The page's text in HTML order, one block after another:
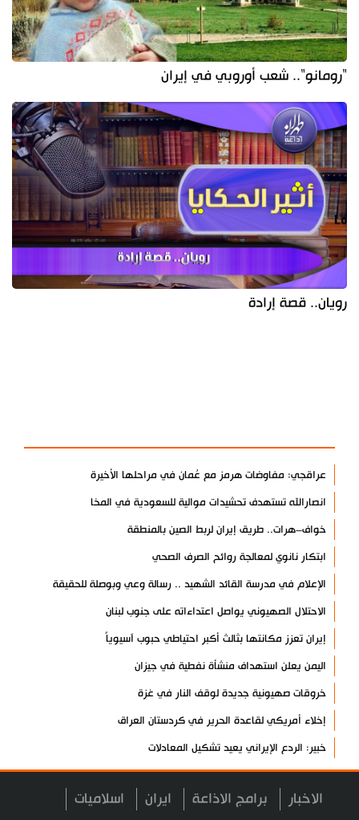
"رومانو".. شعب أوروبي في إيران
رويان.. قصة إرادة
عراقجي: مفاوضات هرمز مع عُمان في مراحلها الأخيرة
انصارالله تستهدف تحشيدات موالية للسعودية في المخا
خواف–هرات.. طريق إيران لربط الصين بالمنطقة
ابتكار نانوي لمعالجة روائح الصرف الصحي
الإعلام في مدرسة القائد الشهيد .. رسالة وعي وبوصلة للحقيقة
الاحتلال الصهيوني يواصل اعتداءاته على جنوب لبنان
إيران تعزز مكانتها بثالث أكبر احتياطي حبوب آسيوياً
اليمن يعلن استهداف منشأة نفطية في جيزان
خروقات صهيونية جديدة لوقف النار في غزة
إخلاء أمريكي لقاعدة الحرير في كردستان العراق
خبير: الردع الإيراني يعيد تشكيل المعادلات
فشل مخططات إسرائيل لزعزعة إيران والمقاومة
انطلاق فعاليات المؤتمر العلمي الدولي العاشر لزيارة الأربعين
الاخبار برامج الاذاعة ايران اسلاميات